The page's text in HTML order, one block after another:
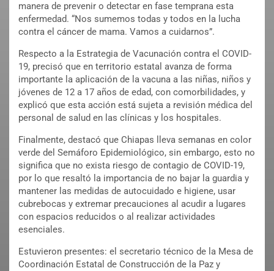
manera de prevenir o detectar en fase temprana esta
enfermedad. “Nos sumemos todas y todos en la lucha
contra el cáncer de mama. Vamos a cuidarnos”.
Respecto a la Estrategia de Vacunación contra el COVID-
19, precisó que en territorio estatal avanza de forma
importante la aplicación de la vacuna a las niñas, niños y
jóvenes de 12 a 17 años de edad, con comorbilidades, y
explicó que esta acción está sujeta a revisión médica del
personal de salud en las clínicas y los hospitales.
Finalmente, destacó que Chiapas lleva semanas en color
verde del Semáforo Epidemiológico, sin embargo, esto no
significa que no exista riesgo de contagio de COVID-19,
por lo que resaltó la importancia de no bajar la guardia y
mantener las medidas de autocuidado e higiene, usar
cubrebocas y extremar precauciones al acudir a lugares
con espacios reducidos o al realizar actividades
esenciales.
Estuvieron presentes: el secretario técnico de la Mesa de
Coordinación Estatal de Construcción de la Paz y